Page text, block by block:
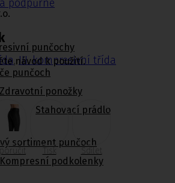
a podpůrné
punčochy
,III. kompresivní třída
punčoch
Zdravotní ponožky
Stahovací prádlo
sortiment punčoch
Kompresní podkolenky
návod k použití.
Tisk Sdílet